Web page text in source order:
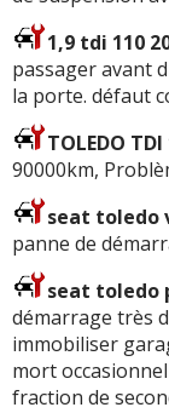
1,9 tdi 110
passager avant
la porte. défaut
TOLEDO
90000km,
seat toledo
panne de
seat toledo
démarrage très
immobiliser
mort
fraction de